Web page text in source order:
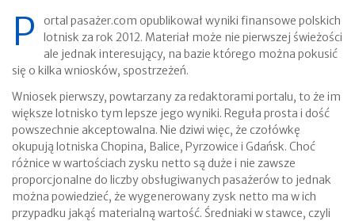
P
ortal pasażer.com opublikował wyniki finansowe polskich
lotnisk za rok 2012. Materiał może nie pierwszej świeżości
ale jednak interesujący, na bazie którego można pokusić
się o kilka wniosków, spostrzeżeń.
Wniosek pierwszy, powtarzany za redaktorami portalu, to że im
większe lotnisko tym lepsze jego wyniki. Reguła prosta i dość
powszechnie akceptowalna. Nie dziwi więc, że czołówkę
okupują lotniska Chopina, Balice, Pyrzowice i Gdańsk. Choć
różnice w wartościach zysku netto są duże i nie zawsze
proporcjonalne do liczby obsługiwanych pasażerów to jednak
można powiedzieć, że wygenerowany zysk netto ma w ich
przypadku jakąś materialną wartość. Średniaki w stawce, czyli